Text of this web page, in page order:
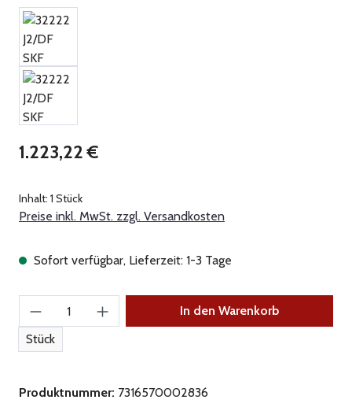
Regulärer Preis:
1.223,22 €
Inhalt: 1 Stück
Preise inkl. MwSt. zzgl. Versandkosten
Sofort verfügbar, Lieferzeit: 1-3 Tage
Produkt Anzahl: Gib den gewünschten Wert
Stück
In den Warenkorb
Produktnummer: 7316570002836